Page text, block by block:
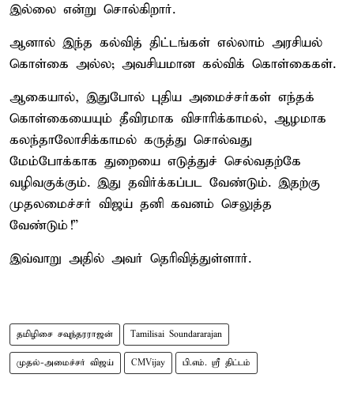
இல்லை என்று சொல்கிறார்.
ஆனால் இந்த கல்வித் திட்டங்கள் எல்லாம் அரசியல்
கொள்கை அல்ல; அவசியமான கல்விக் கொள்கைகள்.
ஆகையால், இதுபோல் புதிய அமைச்சர்கள் எந்தக்
கொள்கையையும் தீவிரமாக விசாரிக்காமல், ஆழமாக
கலந்தாலோசிக்காமல் கருத்து சொல்வது
மேம்போக்காக துறையை எடுத்துச் செல்வதற்கே
வழிவகுக்கும். இது தவிர்க்கப்பட வேண்டும். இதற்கு
முதலமைச்சர் விஜய் தனி கவனம் செலுத்த
வேண்டும்!”
இவ்வாறு அதில் அவர் தெரிவித்துள்ளார்.
தமிழிசை சவுந்தரராஜன் Tamilisai Soundararajan
முதல்-அமைச்சர் விஜய் CMVijay பி.எம். ஸ்ரீ திட்டம்